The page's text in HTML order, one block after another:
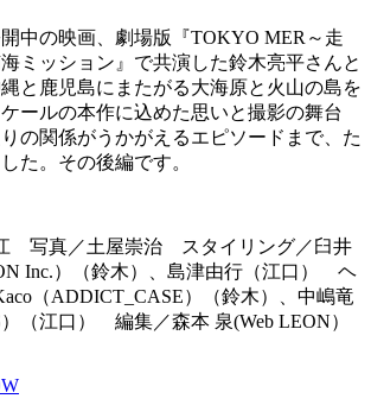
中の映画、劇場版『TOKYO MER～走
ミッション』で共演した鈴木亮平さんと
と鹿児島にまたがる大海原と火山の島を
ールの本作に込めた思いと撮影の舞台
の関係がうかがえるエピソードまで、た
た。その後編です。
写真／土屋崇治 スタイリング／臼井
Inc.）（鈴木）、島津由行（江口） ヘ
（ADDICT_CASE）（鈴木）、中嶋竜
）（江口） 編集／森本 泉(Web LEON）